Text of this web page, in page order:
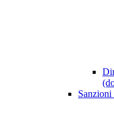
Sanzioni